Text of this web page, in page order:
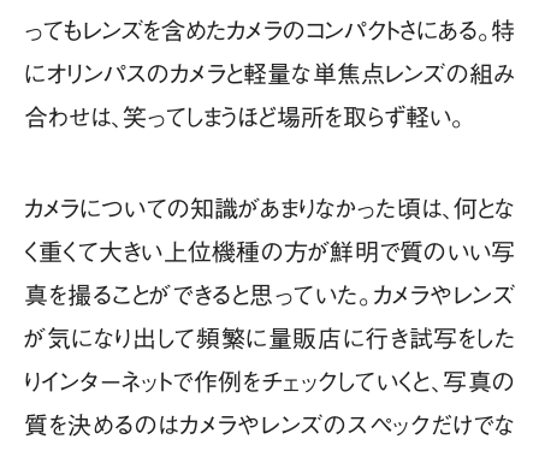
ってもレンズを含めたカメラのコンパクトさにある。特
にオリンパスのカメラと軽量な単焦点レンズの組み
合わせは、笑ってしまうほど場所を取らず軽い。
カメラについての知識があまりなかった頃は、何とな
く重くて大きい上位機種の方が鮮明で質のいい写
真を撮ることができると思っていた。カメラやレンズ
が気になり出して頻繁に量販店に行き試写をした
りインターネットで作例をチェックしていくと、写真の
質を決めるのはカメラやレンズのスペックだけでな